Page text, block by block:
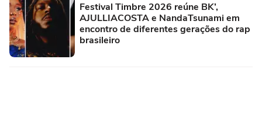
Festival Timbre 2026 reúne BK’,
AJULLIACOSTA e NandaTsunami em
encontro de diferentes gerações do rap
brasileiro